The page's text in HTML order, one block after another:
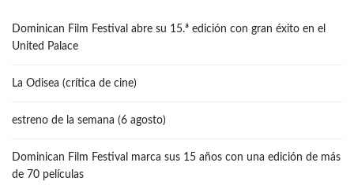
Dominican Film Festival abre su 15.ª edición con gran éxito en el
United Palace
La Odisea (crítica de cine)
estreno de la semana (6 agosto)
Dominican Film Festival marca sus 15 años con una edición de más
de 70 películas